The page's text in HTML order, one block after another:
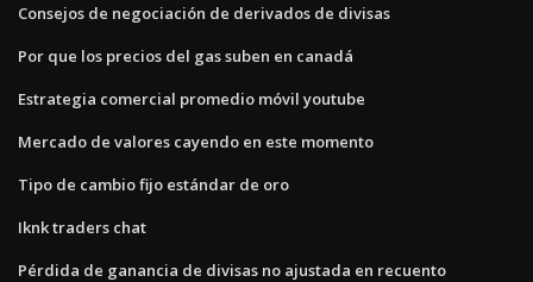
Consejos de negociación de derivados de divisas
Por que los precios del gas suben en canadá
Estrategia comercial promedio móvil youtube
Mercado de valores cayendo en este momento
Tipo de cambio fijo estándar de oro
Iknk traders chat
Pérdida de ganancia de divisas no ajustada en recuento